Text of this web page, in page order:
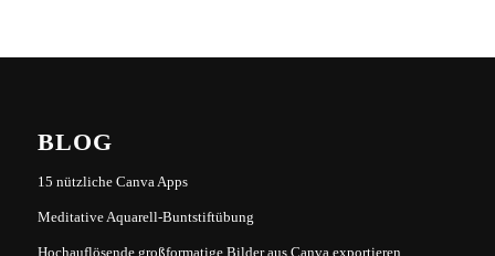
BLOG
15 nützliche Canva Apps
Meditative Aquarell-Buntstiftübung
Hochauflösende großformatige Bilder aus Canva exportieren